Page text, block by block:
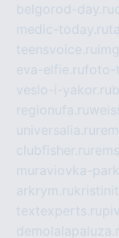
belgorod-day.ru
medic-today.ru
teensvoice.ru
eva-elfie.rufoto-
veslo-i-yakor.ru
regionufa.ru
universalia.ru
clubfisher.ru
muraviovka-
arkrym.ru
textexperts.ru